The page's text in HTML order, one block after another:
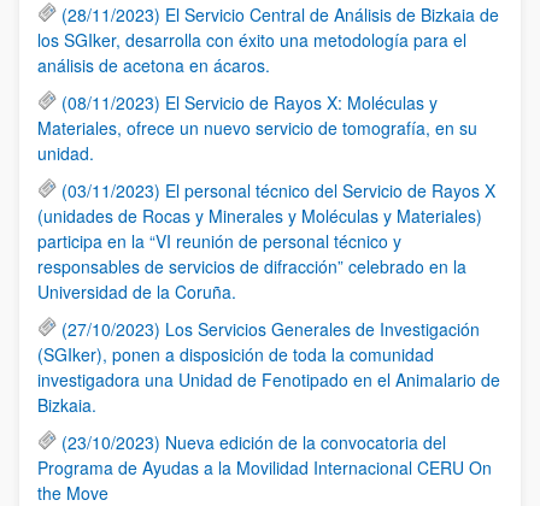
(28/11/2023) El Servicio Central de Análisis de Bizkaia de
los SGIker, desarrolla con éxito una metodología para el
análisis de acetona en ácaros.
(08/11/2023) El Servicio de Rayos X: Moléculas y
Materiales, ofrece un nuevo servicio de tomografía, en su
unidad.
(03/11/2023) El personal técnico del Servicio de Rayos X
(unidades de Rocas y Minerales y Moléculas y Materiales)
participa en la “VI reunión de personal técnico y
responsables de servicios de difracción” celebrado en la
Universidad de la Coruña.
(27/10/2023) Los Servicios Generales de Investigación
(SGIker), ponen a disposición de toda la comunidad
investigadora una Unidad de Fenotipado en el Animalario de
Bizkaia.
(23/10/2023) Nueva edición de la convocatoria del
Programa de Ayudas a la Movilidad Internacional CERU On
the Move